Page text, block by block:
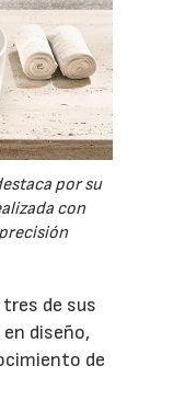
por su
con
de sus
diseño,
de